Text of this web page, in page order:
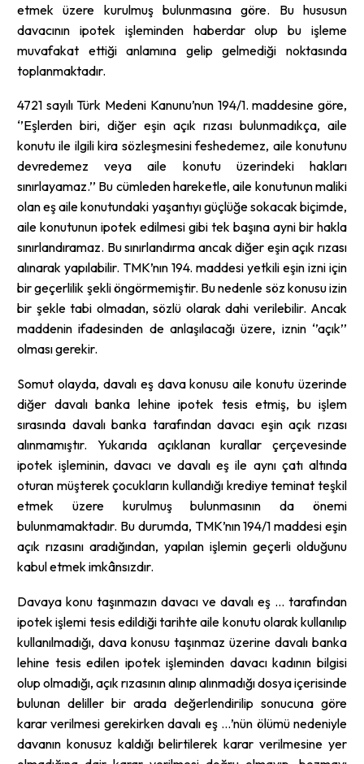
etmek üzere kurulmuş bulunmasına göre. Bu hususun
davacının ipotek işleminden haberdar olup bu işleme
muvafakat ettiği anlamına gelip gelmediği noktasında
toplanmaktadır.
4721 sayılı Türk Medeni Kanunu’nun 194/1. maddesine göre,
‘’Eşlerden biri, diğer eşin açık rızası bulunmadıkça, aile
konutu ile ilgili kira sözleşmesini feshedemez, aile konutunu
devredemez veya aile konutu üzerindeki hakları
sınırlayamaz.’’ Bu cümleden hareketle, aile konutunun maliki
olan eş aile konutundaki yaşantıyı güçlüğe sokacak biçimde,
aile konutunun ipotek edilmesi gibi tek başına ayni bir hakla
sınırlandıramaz. Bu sınırlandırma ancak diğer eşin açık rızası
alınarak yapılabilir. TMK’nın 194. maddesi yetkili eşin izni için
bir geçerlilik şekli öngörmemiştir. Bu nedenle söz konusu izin
bir şekle tabi olmadan, sözlü olarak dahi verilebilir. Ancak
maddenin ifadesinden de anlaşılacağı üzere, iznin ‘’açık’’
olması gerekir.
Somut olayda, davalı eş dava konusu aile konutu üzerinde
diğer davalı banka lehine ipotek tesis etmiş, bu işlem
sırasında davalı banka tarafından davacı eşin açık rızası
alınmamıştır. Yukarıda açıklanan kurallar çerçevesinde
ipotek işleminin, davacı ve davalı eş ile aynı çatı altında
oturan müşterek çocukların kullandığı krediye teminat teşkil
etmek üzere kurulmuş bulunmasının da önemi
bulunmamaktadır. Bu durumda, TMK’nın 194/1 maddesi eşin
açık rızasını aradığından, yapılan işlemin geçerli olduğunu
kabul etmek imkânsızdır.
Davaya konu taşınmazın davacı ve davalı eş … tarafından
ipotek işlemi tesis edildiği tarihte aile konutu olarak kullanılıp
kullanılmadığı, dava konusu taşınmaz üzerine davalı banka
lehine tesis edilen ipotek işleminden davacı kadının bilgisi
olup olmadığı, açık rızasının alınıp alınmadığı dosya içerisinde
bulunan deliller bir arada değerlendirilip sonucuna göre
karar verilmesi gerekirken davalı eş …’nün ölümü nedeniyle
davanın konusuz kaldığı belirtilerek karar verilmesine yer